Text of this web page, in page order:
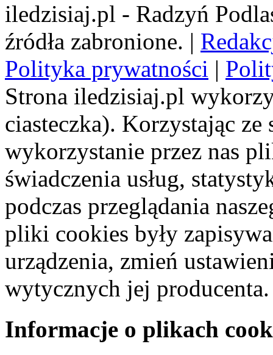
iledzisiaj.pl - Radzyń
źródła zabronione. |
Polityka prywatności |
Strona iledzisiaj.pl
ciasteczka). Korzystając
wykorzystanie przez nas
świadczenia usług,
podczas przeglądania
pliki cookies były
urządzenia, zmień
wytycznych jej producenta.
Informacje o plikach